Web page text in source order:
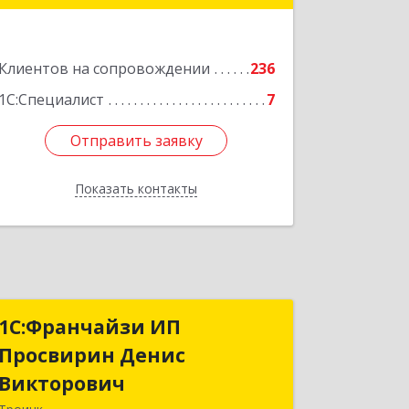
Клиентов на сопровождении
236
1С:Специалист
7
Отправить заявку
Показать контакты
Отправить заявку
Назад
1C:Франчайзи ИП
Просвирин Денис
Викторович
1C:Франчайзи ИП
Просвирин Денис